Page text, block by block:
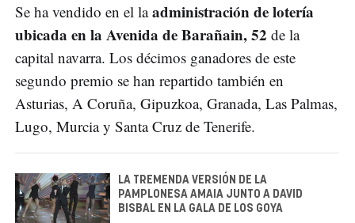
Se ha vendido en el laadministración de lotería
ubicada en la Avenida de Barañain, 52 de la
capital navarra. Los décimos ganadores de este
segundo premio se han repartido también en
Asturias, A Coruña, Gipuzkoa, Granada, Las Palmas,
Lugo, Murcia y Santa Cruz de Tenerife.
LA TREMENDA VERSIÓN DE LA
PAMPLONESA AMAIA JUNTO A DAVID
BISBAL EN LA GALA DE LOS GOYA